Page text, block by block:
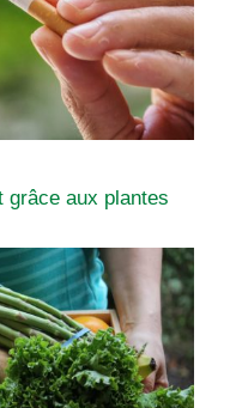
grâce aux plantes